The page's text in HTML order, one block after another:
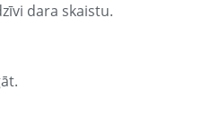
dara skaistu.